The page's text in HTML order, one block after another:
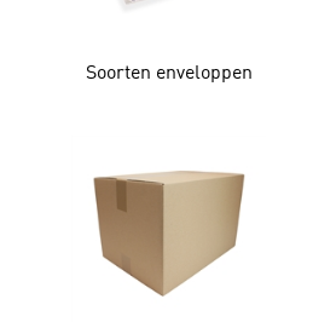
Soorten enveloppen